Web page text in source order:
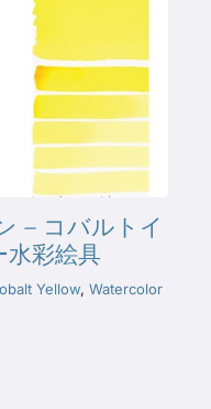
– コバルトイ
水彩絵具
Yellow,Watercolor